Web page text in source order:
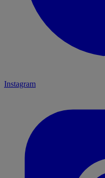
Instagram